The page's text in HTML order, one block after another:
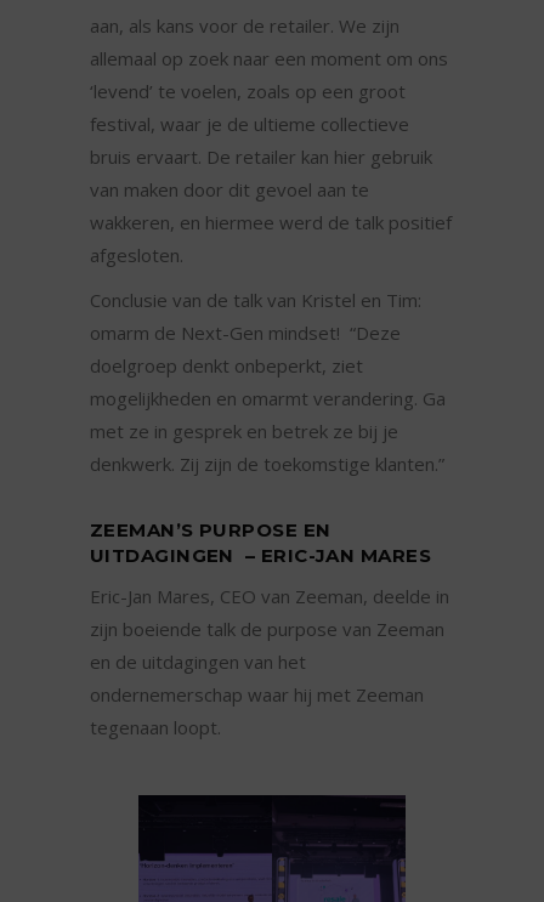
aan, als kans voor de retailer. We zijn
allemaal op zoek naar een moment om ons
‘levend’ te voelen, zoals op een groot
festival, waar je de ultieme collectieve
bruis ervaart. De retailer kan hier gebruik
van maken door dit gevoel aan te
wakkeren, en hiermee werd de talk positief
afgesloten.
Conclusie van de talk van Kristel en Tim:
omarm de Next-Gen mindset! “Deze
doelgroep denkt onbeperkt, ziet
mogelijkheden en omarmt verandering. Ga
met ze in gesprek en betrek ze bij je
denkwerk. Zij zijn de toekomstige klanten.”
ZEEMAN’S PURPOSE EN
UITDAGINGEN – ERIC-JAN MARES
Eric-Jan Mares, CEO van Zeeman, deelde in
zijn boeiende talk de purpose van Zeeman
en de uitdagingen van het
ondernemerschap waar hij met Zeeman
tegenaan loopt.